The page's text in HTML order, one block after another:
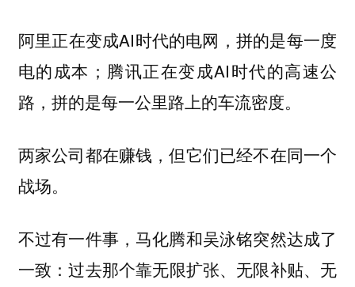
阿里正在变成AI时代的电网，拼的是每一度
电的成本；腾讯正在变成AI时代的高速公
路，拼的是每一公里路上的车流密度。
两家公司都在赚钱，但它们已经不在同一个
战场。
不过有一件事，马化腾和吴泳铭突然达成了
一致：过去那个靠无限扩张、无限补贴、无